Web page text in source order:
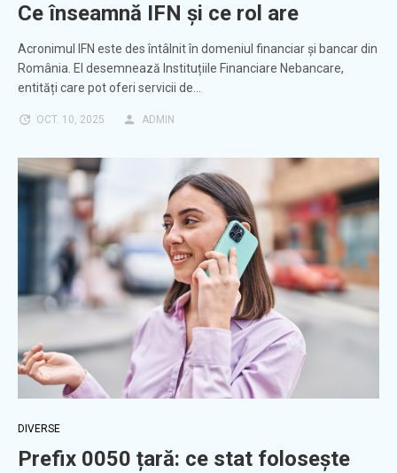
Ce înseamnă IFN și ce rol are
Acronimul IFN este des întâlnit în domeniul financiar și bancar din
România. El desemnează Instituțiile Financiare Nebancare,
entități care pot oferi servicii de…
OCT. 10, 2025 ADMIN
DIVERSE
Prefix 0050 țară: ce stat folosește